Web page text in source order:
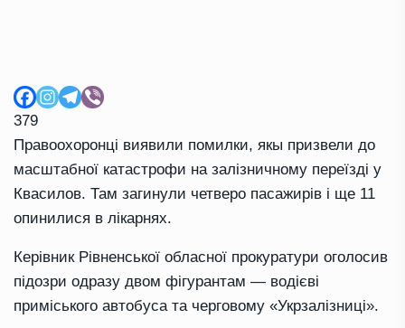
379
Правоохоронці виявили помилки, якы призвели до
масштабної катастрофи на залізничному переїзді у
Квасилов. Там загинули четверо пасажирів і ще 11
опинилися в лікарнях.
Керівник Рівненської обласної прокуратури оголосив
підозри одразу двом фігурантам — водієві
приміського автобуса та черговому «Укрзалізниці».